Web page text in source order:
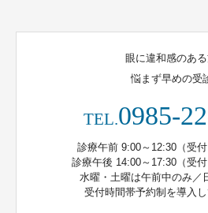
眼に違和感のあ
悩まず早めの受
TEL.0985-
診療午前 9:00～12:30（受付
診療午後 14:00～17:30（受付
水曜・土曜は午前中のみ／
受付時間帯予約制を導入し